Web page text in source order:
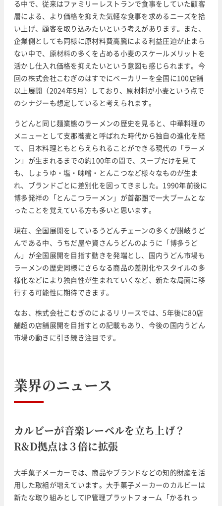
る中で、従来はファミリーレストランで食事をしていた顧客
層による、より価格を抑えた気軽な食事を求めるニーズを拾
い上げ、顧客を取り込みたいという考えがあります。また、
企業側としても同様に原材料費高騰による利益圧迫が止まら
ない中で、原材料の多くを占める小麦のスケールメリットを
活かし仕入れ価格を抑えたいという意図も感じられます。今
回の株式会社こむぎのはすでにベーカリーを全国に100店舗
以上展開（2024年5月）しており、原材料が小麦という点で
のシナジーも想定していると考えられます。
うどんと同じ麺業態のラーメンの歴史を見ると、中華料理の
メニューとして支那蕎麦と呼ばれた時代から独自の進化を経
て、日本料理ともとらえられることができる現代の「ラーメ
ン」が生まれるまでの約100年の間で、スープだけを見て
も、しょうゆ・塩・味噌・とんこつなど様々なものが生ま
れ、ブランドごとに差別化を図ってきました。1990年前後に
博多発祥の「とんこつラーメン」が首都圏で一大ブームとな
ったことを覚えている方も多いと思います。
現在、全国展開をしているうどんチェーンの多くが讃岐うど
んである中、うちだ屋や資さんうどんのように「博多うど
ん」が全国展開を目指す動きを発端とし、国内うどん市場も
ラーメンの歴史同様にさらなる商品の差別化やスタイルの多
様化などにより独自性が生まれていくなど、新たな局面に移
行する可能性に期待できます。
なお、株式会社こむぎのによるリリースでは、5年後に80店
舗超の店舗展開を目指すとの記載もあり、今後の国内うどん
市場の動きに引き続き注目です。
業界のニュース
カルビーが音楽レーベルを立ち上げ？
R&D拠点は３倍に拡張
大手菓子メーカーでは、商品やブランドなどの知的財産を活
用した取組が増えています。大手菓子メーカーのカルビーは
新たな取り組みとしてIP管理プラットフォーム「かるれっ